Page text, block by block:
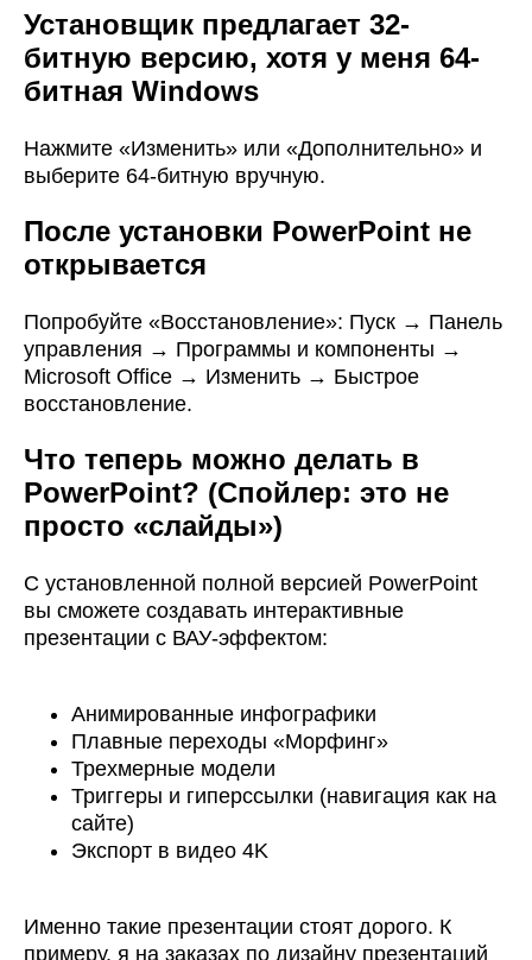
Установщик предлагает 32-
битную версию, хотя у меня 64-
битная Windows
Нажмите «Изменить» или «Дополнительно» и
выберите 64-битную вручную.
После установки PowerPoint не
открывается
Попробуйте «Восстановление»: Пуск → Панель
управления → Программы и компоненты →
Microsoft Office → Изменить → Быстрое
восстановление.
Что теперь можно делать в
PowerPoint? (Спойлер: это не
просто «слайды»)
С установленной полной версией PowerPoint
вы сможете создавать интерактивные
презентации с ВАУ-эффектом:
Анимированные инфографики
Плавные переходы «Морфинг»
Трехмерные модели
Триггеры и гиперссылки (навигация как на
сайте)
Экспорт в видео 4K
Именно такие презентации стоят дорого. К
примеру, я на заказах по дизайну презентаций